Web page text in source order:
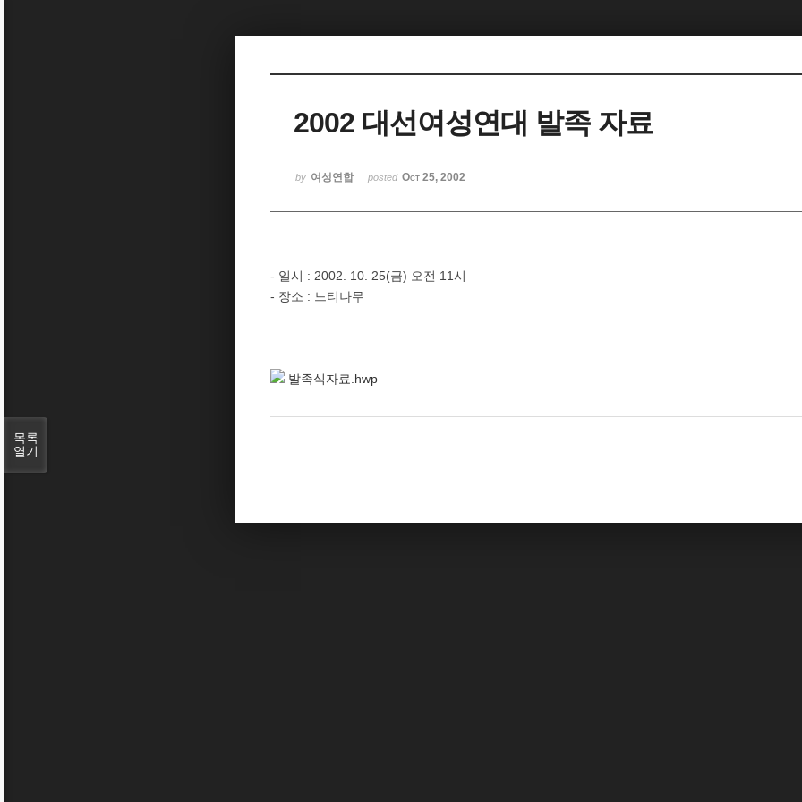
2002 대선여성연대 발족 자료
by 여성연합 posted Oct 25, 2002
- 일시 : 2002. 10. 25(금) 오전 11시
- 장소 : 느티나무
발족식자료.hwp
목록
열기
Sketchbook5, 스케치북5
Sketchbook5, 스케치북5